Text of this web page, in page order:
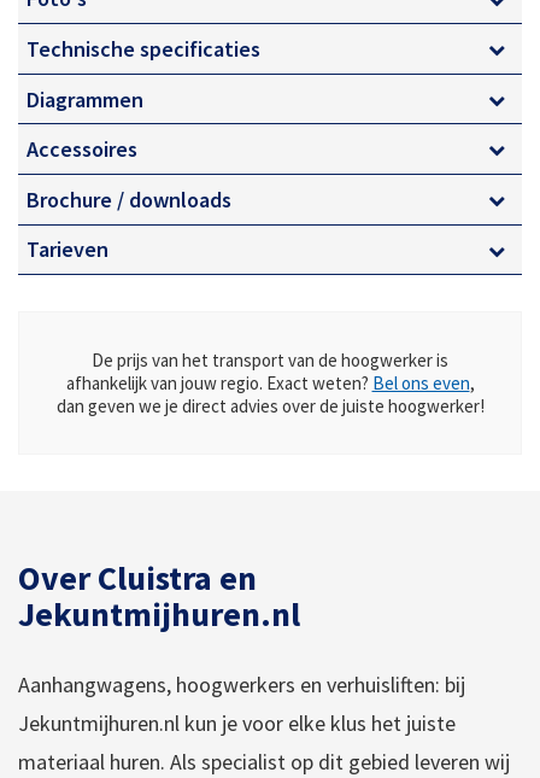
werkbak zijn:
Grote werkbak
Groot hefvermogen
Geen afstempeling
4×4 aandrijving
Zelfrijdend
Technische specificaties
Diagrammen
Accessoires
Brochure / downloads
Tarieven
De prijs van het transport van de hoogwerker is
afhankelijk van jouw regio. Exact weten? Bel ons even,
dan geven we je direct advies over de juiste hoogwerker!
Over Cluistra en
Jekuntmijhuren.nl
Aanhangwagens, hoogwerkers en verhuisliften: bij
Jekuntmijhuren.nl kun je voor elke klus het juiste
materiaal huren. Als specialist op dit gebied leveren wij